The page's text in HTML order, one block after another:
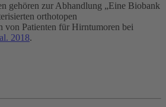
gehören zur Abhandlung „Eine Biobank
orthotopen
von Patienten für Hirntumoren bei
2018.